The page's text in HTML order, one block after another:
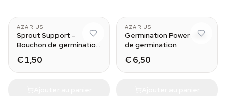
AZARIUS
Sprout Support -
Bouchon de germination
€ 1,50
AZARIUS
Germination Power - Kit
de germination
€ 6,50